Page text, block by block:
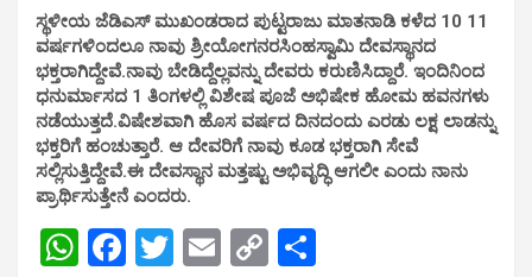
ಸ್ಥಳೀಯ ಜೆಡಿಎಸ್ ಮುಖಂಡರಾದ ಪುಟ್ಟರಾಜು ಮಾತನಾಡಿ ಕಳೆದ 10 11
ವರ್ಷಗಳಿಂದಲೂ ನಾವು ಶ್ರೀಯೋಗನರಸಿಂಹಸ್ವಾಮಿ ದೇವಸ್ಥಾನದ
ಭಕ್ತರಾಗಿದ್ದೇವೆ.ನಾವು ಬೇಡಿದ್ದೆಲ್ಲವನ್ನು ದೇವರು ಕರುಣಿಸಿದ್ದಾರೆ. ಇಂದಿನಿಂದ
ಧನುರ್ಮಾಸದ 1 ತಿಂಗಳಲ್ಲಿ ವಿಶೇಷ ಪೂಜೆ ಅಭಿಷೇಕ ಹೋಮ ಹವನಗಳು
ನಡೆಯುತ್ತದೆ.ವಿಷೇಶವಾಗಿ ಹೊಸ ವರ್ಷದ ದಿನದಂದು ಎರಡು ಲಕ್ಷ ಲಾಡನ್ನು
ಭಕ್ತರಿಗೆ ಹಂಚುತ್ತಾರೆ. ಆ ದೇವರಿಗೆ ನಾವು ಕೂಡ ಭಕ್ತರಾಗಿ ಸೇವೆ
ಸಲ್ಲಿಸುತ್ತಿದ್ದೇವೆ.ಈ ದೇವಸ್ಥಾನ ಮತ್ತಷ್ಟು ಅಭಿವೃದ್ಧಿ ಆಗಲೀ ಎಂದು ನಾನು
ಪ್ರಾರ್ಥಿಸುತ್ತೇನೆ ಎಂದರು.
W F
T
E
C